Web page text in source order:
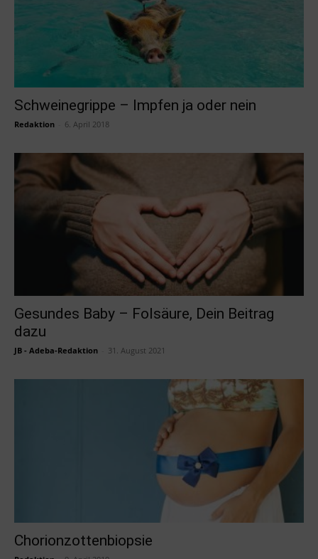
Schweinegrippe – Impfen ja oder nein
Redaktion 6. April 2018
Gesundes Baby – Folsäure, Dein Beitrag
dazu
JB - Adeba-Redaktion 31. August 2021
Chorionzottenbiopsie